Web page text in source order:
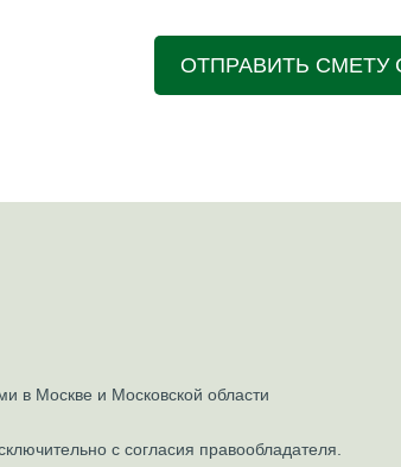
ОТПРАВИТЬ СМЕТУ
в Москве и Московской области
с согласия правообладателя.